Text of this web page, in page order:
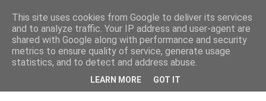
This site uses cookies from Google to deliver its services
and to analyze traffic. Your IP address and user-agent are
shared with Google along with performance and security
metrics to ensure quality of service, generate usage
statistics, and to detect and address abuse.
LEARN MORE GOT IT